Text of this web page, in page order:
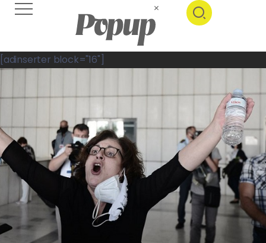
[adinserter block="16"]